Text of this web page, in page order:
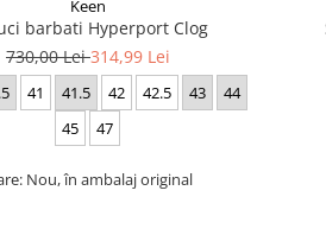
Keen
barbati Hyperport Clog
730,00 Lei314,99 Lei
41 41.5 42 42.5 43
44
45
47
Nou, în ambalaj original